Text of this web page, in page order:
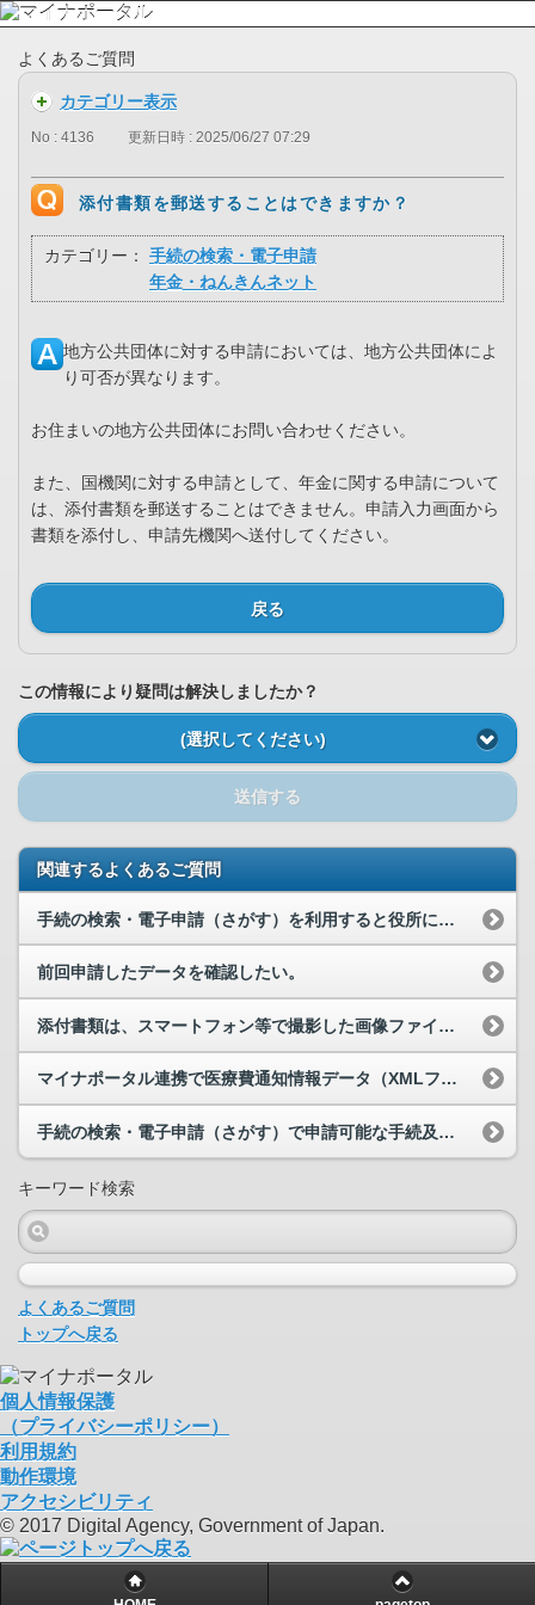
よくあるご質問
カテゴリー表示
No : 4136 更新日時 : 2025/06/27 07:29
添付書類を郵送することはできますか？
カテゴリー：
手続の検索・電子申請
年金・ねんきんネット
地方公共団体に対する申請においては、地方公共団体によ
り可否が異なります。
お住まいの地方公共団体にお問い合わせください。
また、国機関に対する申請として、年金に関する申請について
は、添付書類を郵送することはできません。申請入力画面から
書類を添付し、申請先機関へ送付してください。
戻る
この情報により疑問は解決しましたか？
(選択してください)
送信する
関連するよくあるご質問
手続の検索・電子申請（さがす）を利用すると役所に行かなくてよいのでしょうか？
前回申請したデータを確認したい。
添付書類は、スマートフォン等で撮影した画像ファイルでも問題ないでしょうか？
マイナポータル連携で医療費通知情報データ（XMLファイル）を取得しようとしたら、「エラーコード...
手続の検索・電子申請（さがす）で申請可能な手続及び手続の詳細について教えて下さい。
キーワード検索
よくあるご質問
トップへ戻る
個人情報保護
（プライバシーポリシー）
利用規約
動作環境
アクセシビリティ
© 2017 Digital Agency, Government of Japan.